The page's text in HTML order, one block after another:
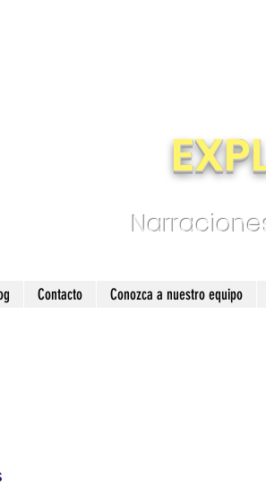
Contacto Conozca a nuestro equipo